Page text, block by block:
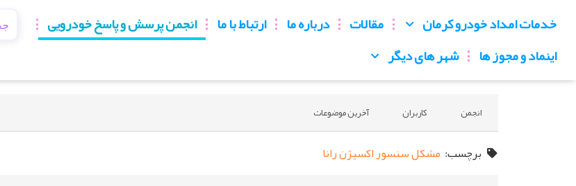
خدمات امداد خودرو کرمان مقالات درباره ما ارتباط با ما
انجمن پرسش و پاسخ خودرویی
اینماد و مجوز ها
شهر های دیگر
انجمن کاربران آخرین موضوعات
برچسب: مشکل سنسور اکسیژن رانا